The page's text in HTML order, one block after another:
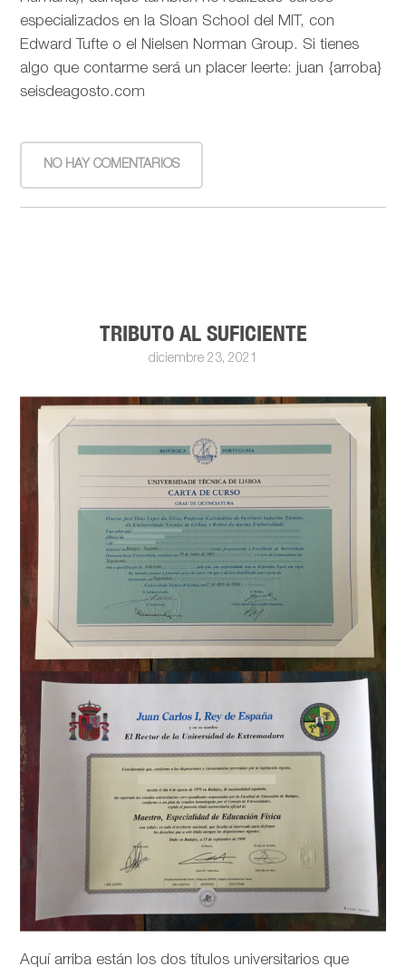
especializados en la Sloan School del MIT, con
Edward Tufte o el Nielsen Norman Group. Si tienes
algo que contarme será un placer leerte: juan {arroba}
seisdeagosto.com
NO HAY COMENTARIOS
TRIBUTO AL SUFICIENTE
diciembre 23, 2021
Aquí arriba están los dos títulos universitarios que